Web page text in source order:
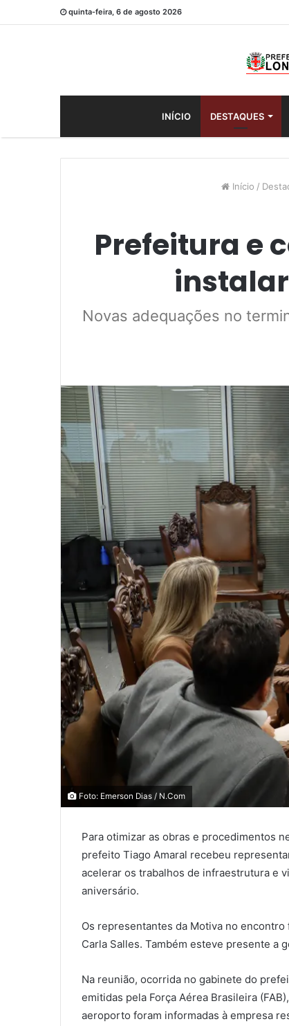
quinta-feira, 6 de agosto 2026
INÍCIO DESTAQUES
Início /
Prefeitura e
Novas adequações no
Foto: Emerson Dias / N.Com
Para otimizar as obras e procedimentos
prefeito Tiago Amaral recebeu
acelerar os trabalhos de infraestrutura e
aniversário.
Os representantes da Motiva no
Carla Salles. Também esteve presente a
Na reunião, ocorrida no gabinete do
emitidas pela Força Aérea Brasileira
aeroporto foram informadas à empresa